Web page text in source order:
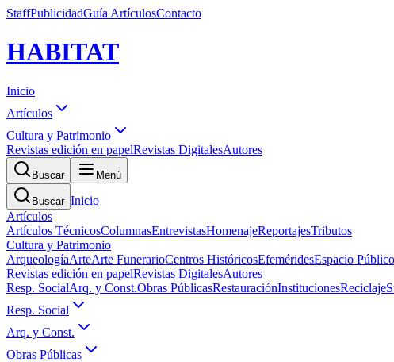
StaffPublicidadGuía ArtículosContacto
HABITAT
Inicio
Artículos
Cultura y Patrimonio
Revistas edición en papelRevistas DigitalesAutores
Buscar Menú
Buscar Inicio
Artículos
Artículos TécnicosColumnasEntrevistasHomenajeReportajesTributos
Cultura y Patrimonio
ArqueologíaArteArte FunerarioCentros HistóricosEfeméridesEspacio
Revistas edición en papelRevistas DigitalesAutores
Resp. SocialArq. y Const.Obras PúblicasRestauraciónInstitucionesReciclaje
Resp. Social
Arq. y Const.
Obras Públicas